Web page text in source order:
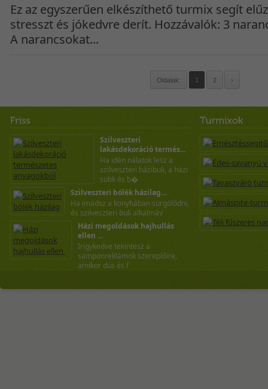
Ez az egyszerűen elkészíthető turmix segít
stresszt és jókedvre derít. Hozzávalók: 3
A narancsokat...
Oldalak: 1 2 ›
Szilveszteri
lakásdekoráció termés...
Ha idén nálatok lesz a
szilveszteri házibuli, a házi
sütik és b�
Szilveszteri bólék házilag...
Ha imádsz a konyhában sürgölődni,
és szilveszteri buli alkalmáv
Házi megoldások hajhullás
ellen ...
Irigykedve tekintesz a
samponreklámok szereplőire,
amikor dús és f